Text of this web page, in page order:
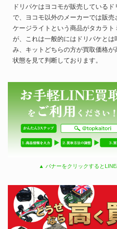
ドリパケはヨコモが販売している
で、ヨコモ以外のメーカーでは販
ケージライトという商品がタカラ
が、これは一般的にはドリパケと
み、キットどちらの方が買取価格
状態を見て判断しております。
▲ バナーをクリックするとLINE